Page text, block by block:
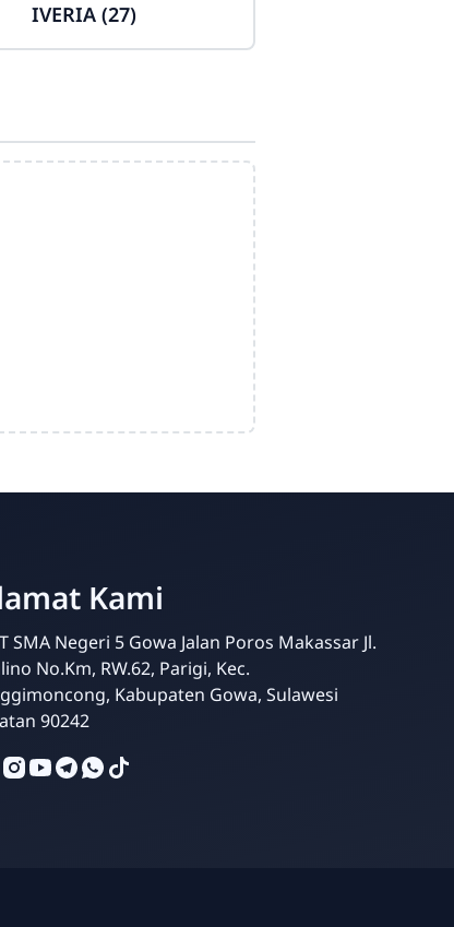
Online
IVERIA (27)
Kami
SMA Negeri 5 Gowa Jalan Poros Makassar Jl.
No.Km, RW.62, Parigi, Kec.
Kabupaten Gowa, Sulawesi
90242